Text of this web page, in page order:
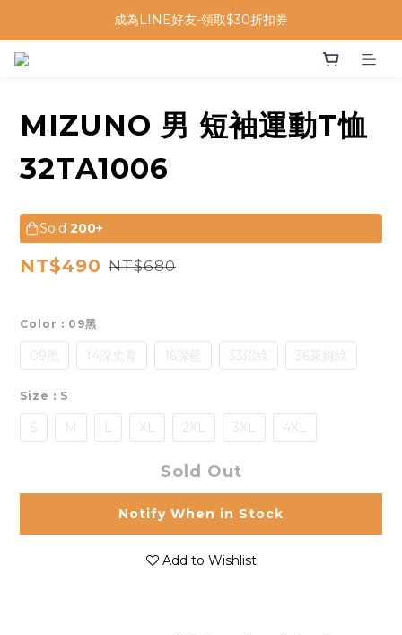
成為LINE好友-領取$30折扣券
MIZUNO 男 短袖運動T恤
32TA1006
Sold 200+
NT$490 NT$680
Color : 09黑
09黑 14深丈青 16深藍 33沼綠 36萊姆綠
Size : S
S M L XL 2XL 3XL 4XL
Sold Out
Notify When in Stock
Add to Wishlist